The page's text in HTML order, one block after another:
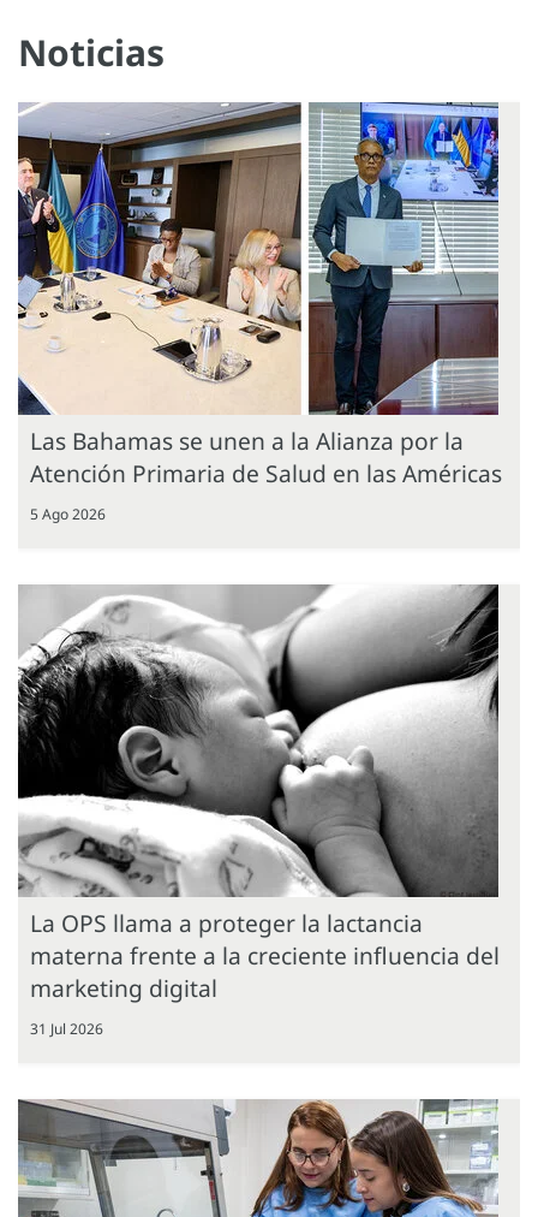
Noticias
Las Bahamas se unen a la Alianza por la
Atención Primaria de Salud en las Américas
5 Ago 2026
La OPS llama a proteger la lactancia
materna frente a la creciente influencia del
marketing digital
31 Jul 2026